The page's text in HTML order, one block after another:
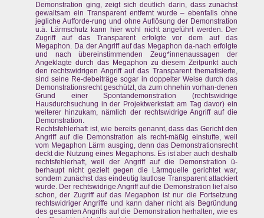
Demonstration ging, zeigt sich deutlich darin, dass zunächst
gewaltsam ein Transparent entfernt wurde – ebenfalls ohne
jegliche Aufforde-rung und ohne Auflösung der Demonstration
u.ä. Lärmschutz kann hier wohl nicht angeführt werden. Der
Zugriff auf das Transparent erfolgte vor dem auf das
Megaphon. Da der Angriff auf das Megaphon da-nach erfolgte
und nach übereinstimmenden Zeug*innenaussagen der
Angeklagte durch das Megaphon zu diesem Zeitpunkt auch
den rechtswidrigen Angriff auf das Transparent thematisierte,
sind seine Re-debeiträge sogar in doppelter Weise durch das
Demonstrationsrecht geschützt, da zum ohnehin vorhan-denen
Grund einer Spontandemonstration (rechtswidrige
Hausdurchsuchung in der Projektwerkstatt am Tag davor) ein
weiterer hinzukam, nämlich der rechtswidrige Angriff auf die
Demonstration.
Rechtsfehlerhaft ist, wie bereits genannt, dass das Gericht den
Angriff auf die Demonstration als recht-mäßig einstufte, weil
vom Megaphon Lärm ausging, denn das Demonstrationsrecht
deckt die Nutzung eines Megaphons. Es ist aber auch deshalb
rechtsfehlerhaft, weil der Angriff auf die Demonstration ü-
berhaupt nicht gezielt gegen die Lärmquelle gerichtet war,
sondern zunächst das eindeutig lautlose Transparent attackiert
wurde. Der rechtswidrige Angriff auf die Demonstration lief also
schon, der Zugriff auf das Megaphon ist nur die Fortsetzung
rechtswidriger Angriffe und kann daher nicht als Begründung
des gesamten Angriffs auf die Demonstration herhalten, wie es